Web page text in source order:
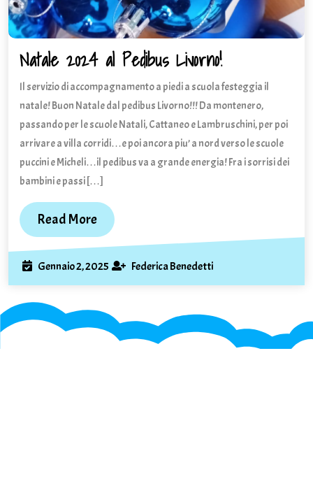
Natale 2024 al Pedibus Livorno!Natale
al
Pedibus
Livorno!
Il servizio di accompagnamento a piedi a scuola festeggia il
natale! Buon Natale dal pedibus Livorno!!! Da montenero,
passando per le scuole Natali, Cattaneo e Lambruschini, per poi
arrivare a villa corridi…e poi ancora piu’ a nord verso le scuole
puccini e Micheli…il pedibus va a grande energia! Fra i sorrisi dei
bambini e passi […]
Read MoreRead
More
Gennaio 2, 2025 Gennaio
2,
Federica BenedettiFederica
Benedetti